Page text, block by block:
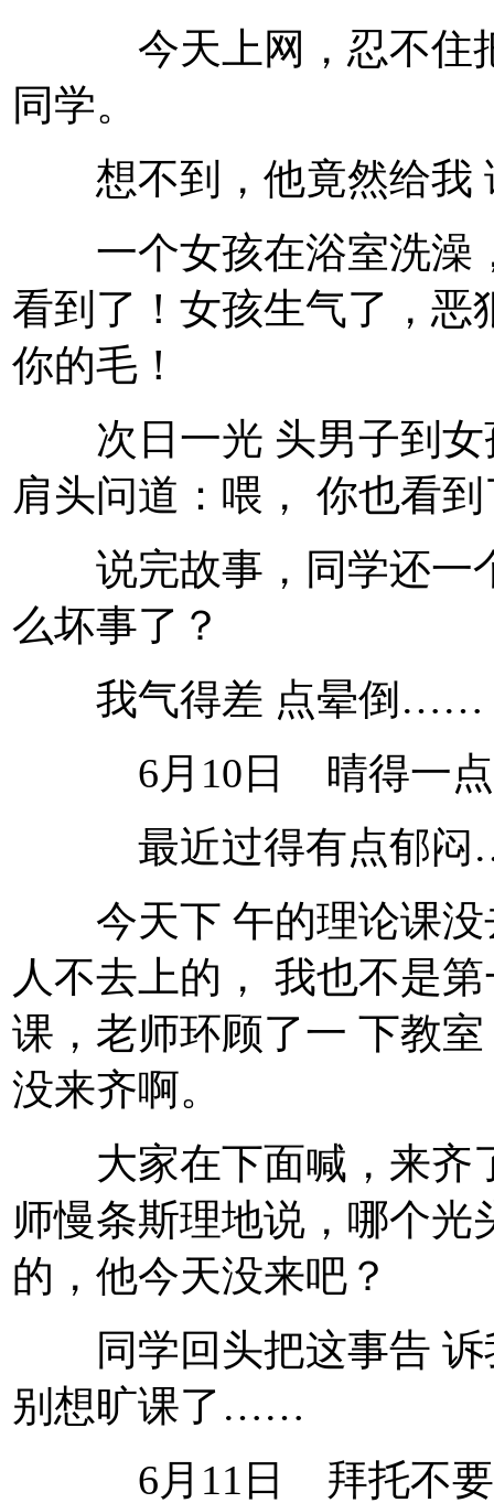
今天上网，忍不住把
同学。
想不到，他竟然给我
一个女孩在浴室洗澡
看到了！女孩生气了，恶
你的毛！
次日一光 头男子到女
肩头问道：喂， 你也看
说完故事，同学还一
么坏事了？
我气得差 点晕倒……
6月10日 晴得一点
最近过得有点郁
今天下 午的理论课没
人不去上的， 我也不是
课，老师环顾了一 下教
没来齐啊。
大家在下面喊，来齐
师慢条斯理地说，哪个
的，他今天没来吧？
同学回头把这事告 诉
别想旷课了……
6月11日 拜托不要